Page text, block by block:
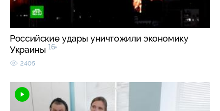
Российские удары уничтожили экономику
Украины 16+
2405